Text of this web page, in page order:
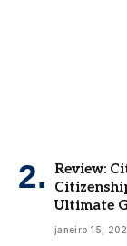
Review:
Ultimate
janeiro 15,